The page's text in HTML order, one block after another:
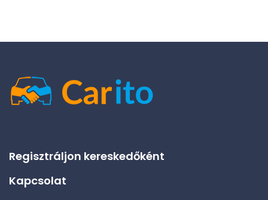
Regisztráljon kereskedőként
Kapcsolat